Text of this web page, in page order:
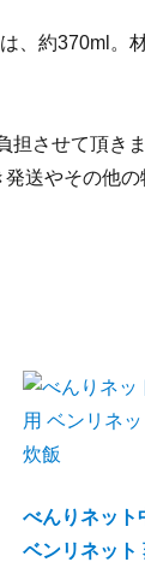
、約370ml。
させて頂き
送やその他
べんりネット
ベンリネット